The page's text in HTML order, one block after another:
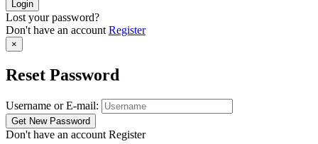
Lost your password?
Don't have an account Register
×
Reset Password
Username or E-mail:
Don't have an account Register